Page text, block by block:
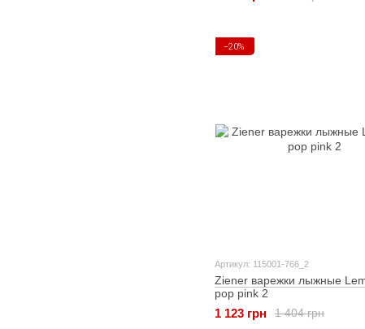
−20%
Артикул: 115001-766_2
Ziener варежки лыжные
pop pink 2
1 404 грн
1 123 грн